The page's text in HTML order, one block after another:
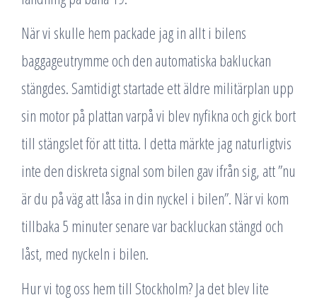
När vi skulle hem packade jag in allt i bilens
baggageutrymme och den automatiska bakluckan
stängdes. Samtidigt startade ett äldre militärplan upp
sin motor på plattan varpå vi blev nyfikna och gick bort
till stängslet för att titta. I detta märkte jag naturligtvis
inte den diskreta signal som bilen gav ifrån sig, att ”nu
är du på väg att låsa in din nyckel i bilen”. När vi kom
tillbaka 5 minuter senare var backluckan stängd och
låst, med nyckeln i bilen.
Hur vi tog oss hem till Stockholm? Ja det blev lite